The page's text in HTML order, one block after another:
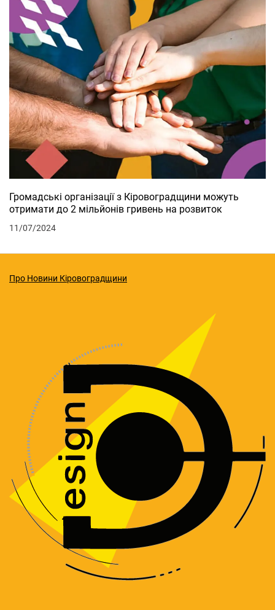
Громадські організації з Кіровоградщини можуть
отримати до 2 мільйонів гривень на розвиток
11/07/2024
Про Новини Кіровоградщини